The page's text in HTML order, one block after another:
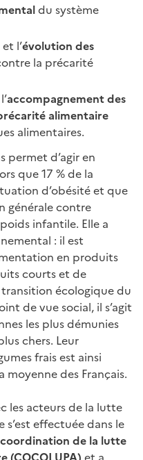
du système
et l’évolution des
la précarité
accompagnement des
alimentaire
alimentaires.
permet d’agir en
que 17 % de la
d’obésité et que
générale contre
infantile. Elle a
: il est
en produits
courts et de
écologique du
de vue social, il s’agit
les plus démunies
chers. Leur
frais est ainsi
des Français.
les acteurs de la lutte
effectuée dans le
de la lutte